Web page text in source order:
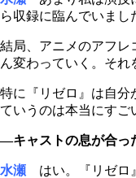
ら収録に臨んでいま
結局、アニメのアフレ
ん変わっていく。それ
特に『リゼロ』は自分
ていうのは本当にすご
―キャストの息が合っ
水瀬 はい。『リゼロ